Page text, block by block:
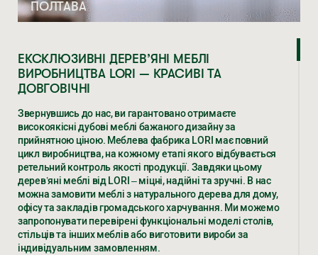
ПОЛТАВА
ЕКСКЛЮЗИВНІ ДЕРЕВ’ЯНІ МЕБЛІ
ВИРОБНИЦТВА LORI — КРАСИВІ ТА
ДОВГОВІЧНІ
Звернувшись до нас, ви гарантовано отримаєте
високоякісні дубові меблі бажаного дизайну за
прийнятною ціною. Меблева фабрика LORI має повний
цикл виробництва, на кожному етапі якого відбувається
ретельний контроль якості продукції. Завдяки цьому
дерев’яні меблі від LORI – міцні, надійні та зручні. В нас
можна замовити меблі з натурального дерева для дому,
офісу та закладів громадського харчування. Ми можемо
запропонувати перевірені функціональні моделі столів,
стільців та інших меблів або виготовити вироби за
індивідуальним замовленням.